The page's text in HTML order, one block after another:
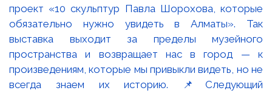
проект «10 скульптур Павла Шорохова, которые
обязательно нужно увидеть в Алматы». Так
выставка выходит за пределы музейного
пространства и возвращает нас в город — к
произведениям, которые мы привыкли видеть, но не
всегда знаем их историю. 📌Следующий